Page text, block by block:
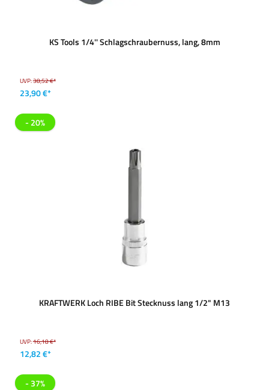
KS Tools 1/4'' Schlagschraubernuss, lang, 8mm
UVP:38,52 €*
23,90 €*
- 20%
KRAFTWERK Loch RIBE Bit Stecknuss lang 1/2" M13
UVP:16,18 €*
12,82 €*
- 37%